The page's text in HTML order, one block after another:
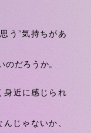
う”気持ちがあ
のだろうか。
身近に感じられ
じゃないか、